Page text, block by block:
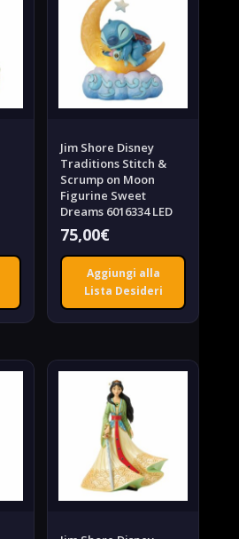
Jim Shore Disney
Traditions Stitch &
Scrump on Moon
Figurine Sweet
Dreams 6016334 LED
75,00€
Aggiungi alla
Lista Desideri